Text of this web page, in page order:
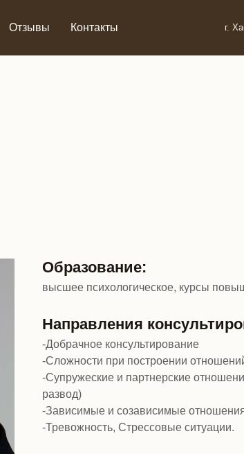
Отзывы Контакты г.
Образование:
высшее психологическое, курсы
Направления
-Добрачное консультирование
-Сложности при построении
-Супружеские и партнерские
развод)
-Зависимые и созависимые
-Тревожность, Стрессовые ситуации.